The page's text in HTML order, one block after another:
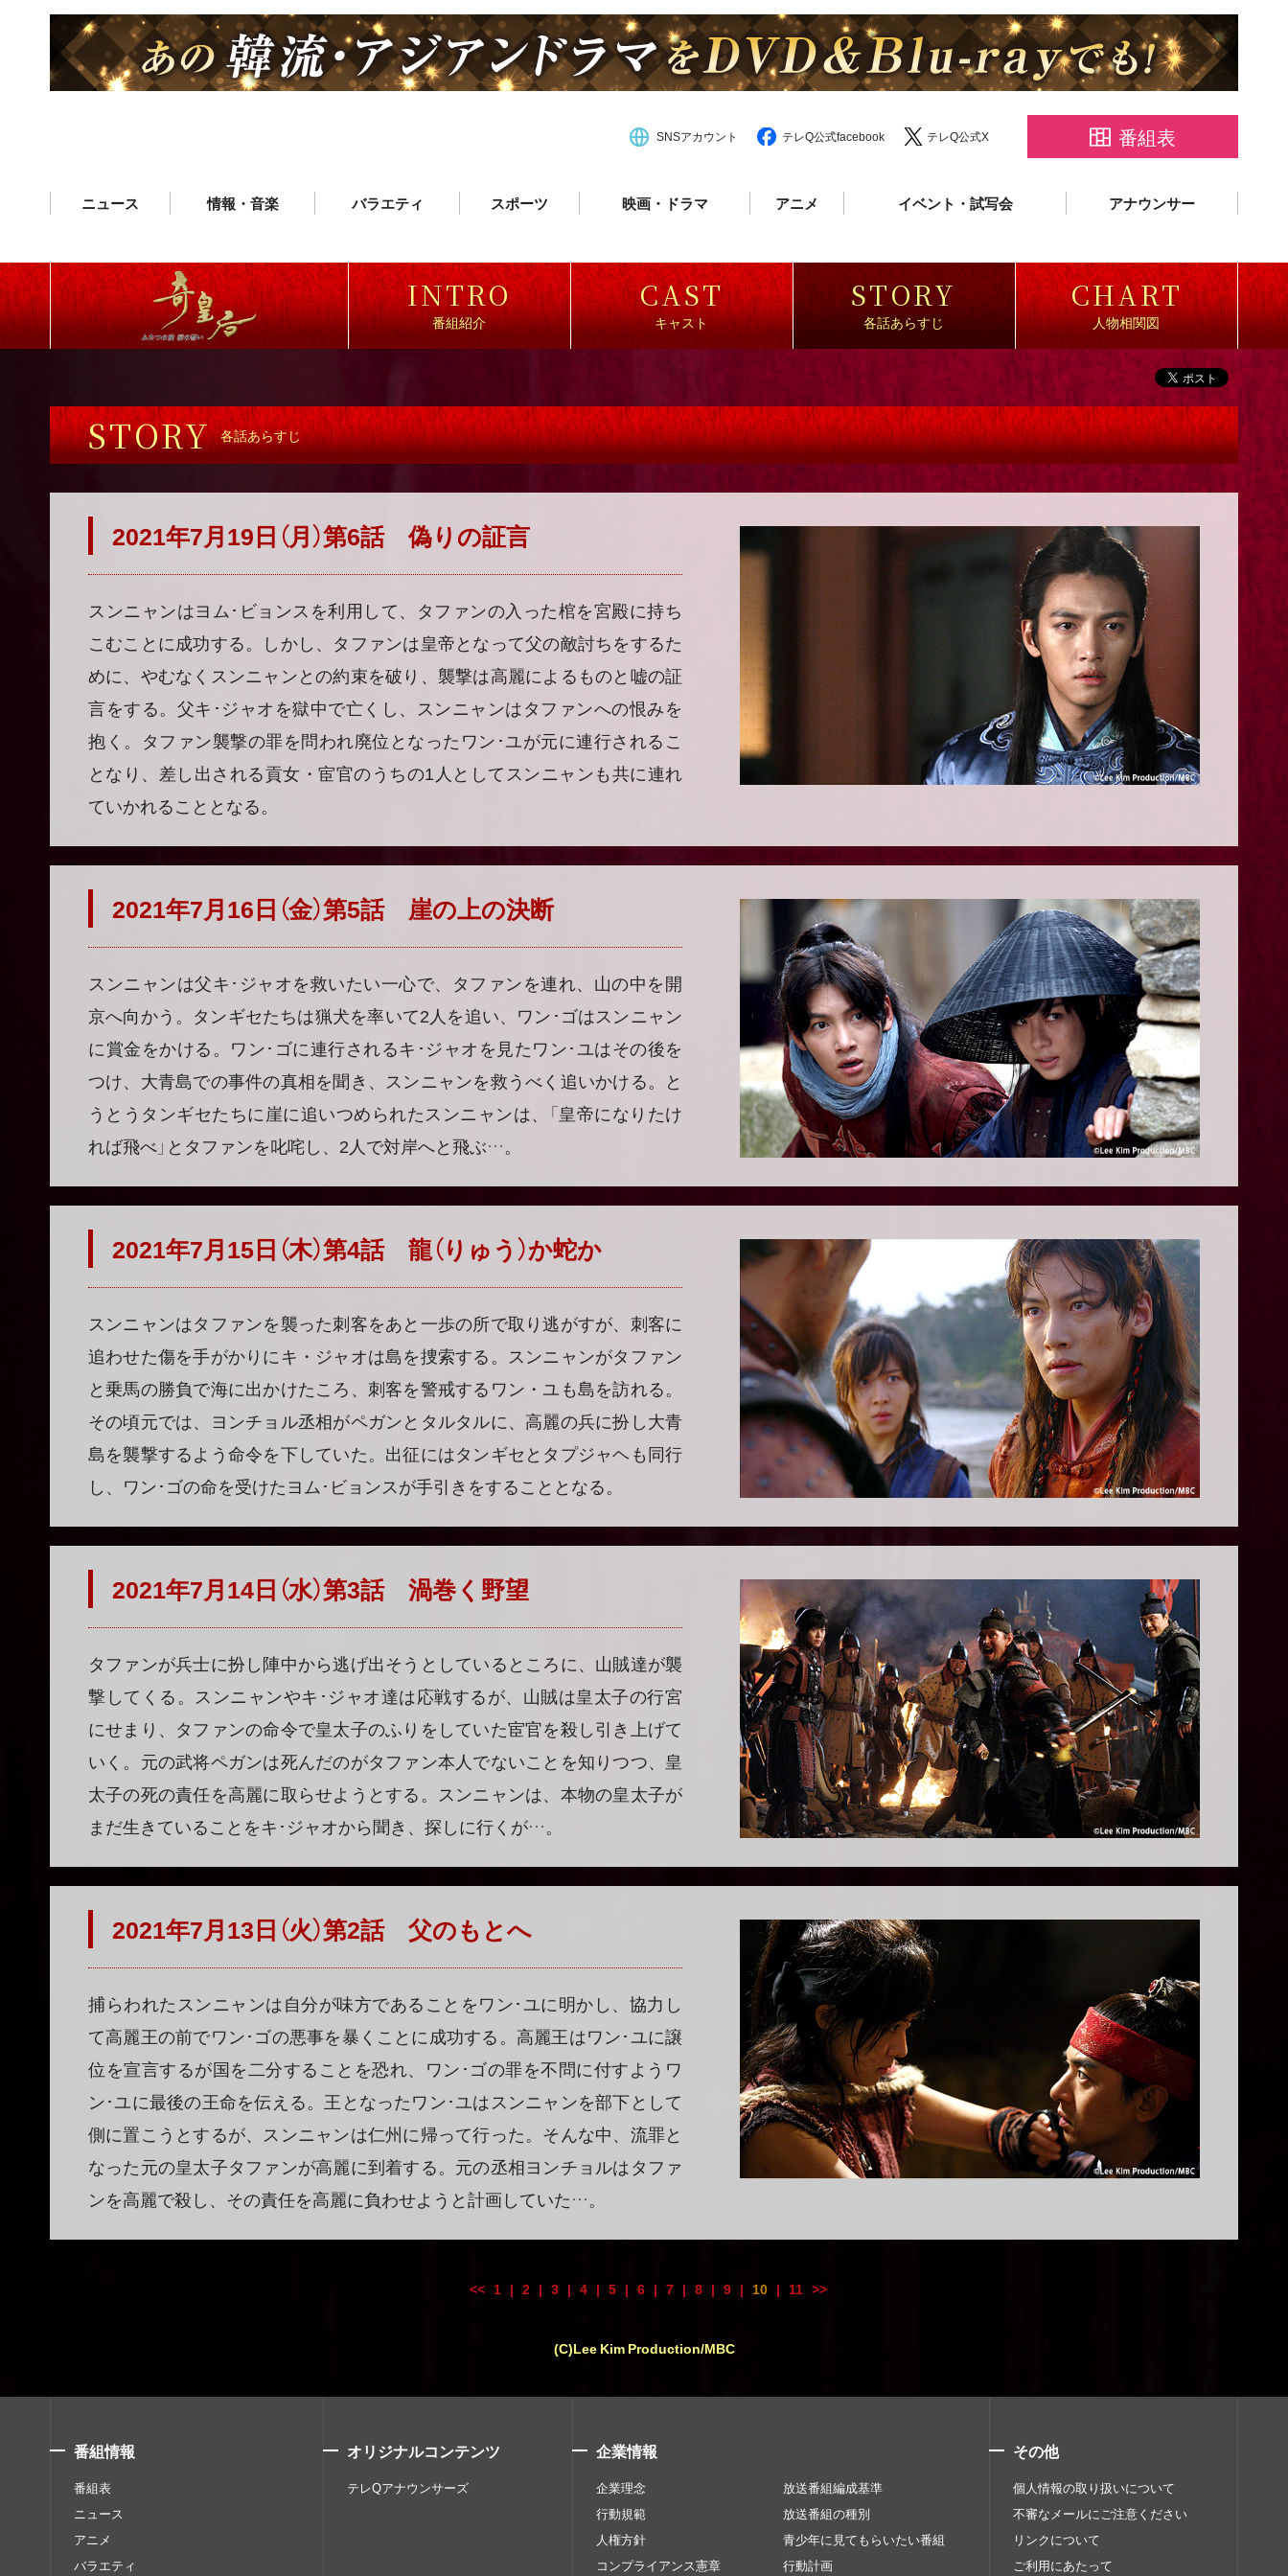
SNSアカウント テレQ公式facebook テレQ公式X 番組表
ニュース 情報・音楽 バラエティ スポーツ 映画・ドラマ アニメ イベント・試写会 アナウンサー
INTRO
番組紹介
CAST
キャスト
STORY
各話あらすじ
CHART
人物相関図
STORY 各話あらすじ
2021年7月19日（月）第6話 偽りの証言
スンニャンはヨム･ビョンスを利用して、タファンの入った棺を宮殿に持ち
こむことに成功する。しかし、タファンは皇帝となって父の敵討ちをするた
めに、やむなくスンニャンとの約束を破り、襲撃は高麗によるものと嘘の証
言をする。父キ･ジャオを獄中で亡くし、スンニャンはタファンへの恨みを
抱く。タファン襲撃の罪を問われ廃位となったワン･ユが元に連行されるこ
となり、差し出される貢女・宦官のうちの1人としてスンニャンも共に連れ
ていかれることとなる。
2021年7月16日（金）第5話 崖の上の決断
スンニャンは父キ･ジャオを救いたい一心で、タファンを連れ、山の中を開
京へ向かう。タンギセたちは猟犬を率いて2人を追い、ワン･ゴはスンニャン
に賞金をかける。ワン･ゴに連行されるキ･ジャオを見たワン･ユはその後を
つけ、大青島での事件の真相を聞き、スンニャンを救うべく追いかける。と
うとうタンギセたちに崖に追いつめられたスンニャンは、「皇帝になりたけ
れば飛べ」とタファンを叱咤し、2人で対岸へと飛ぶ…。
2021年7月15日（木）第4話 龍（りゅう）か蛇か
スンニャンはタファンを襲った刺客をあと一歩の所で取り逃がすが、刺客に
追わせた傷を手がかりにキ・ジャオは島を捜索する。スンニャンがタファン
と乗馬の勝負で海に出かけたころ、刺客を警戒するワン・ユも島を訪れる。
その頃元では、ヨンチョル丞相がペガンとタルタルに、高麗の兵に扮し大青
島を襲撃するよう命令を下していた。出征にはタンギセとタプジャヘも同行
し、ワン･ゴの命を受けたヨム･ビョンスが手引きをすることとなる。
2021年7月14日（水）第3話 渦巻く野望
タファンが兵士に扮し陣中から逃げ出そうとしているところに、山賊達が襲
撃してくる。スンニャンやキ･ジャオ達は応戦するが、山賊は皇太子の行宮
にせまり、タファンの命令で皇太子のふりをしていた宦官を殺し引き上げて
いく。元の武将ペガンは死んだのがタファン本人でないことを知りつつ、皇
太子の死の責任を高麗に取らせようとする。スンニャンは、本物の皇太子が
まだ生きていることをキ･ジャオから聞き、探しに行くが…。
2021年7月13日（火）第2話 父のもとへ
捕らわれたスンニャンは自分が味方であることをワン･ユに明かし、協力し
て高麗王の前でワン･ゴの悪事を暴くことに成功する。高麗王はワン･ユに譲
位を宣言するが国を二分することを恐れ、ワン･ゴの罪を不問に付すようワ
ン･ユに最後の王命を伝える。王となったワン･ユはスンニャンを部下として
側に置こうとするが、スンニャンは仁州に帰って行った。そんな中、流罪と
なった元の皇太子タファンが高麗に到着する。元の丞相ヨンチョルはタファ
ンを高麗で殺し、その責任を高麗に負わせようと計画していた…。
<< 1 | 2 | 3 | 4 | 5 | 6 | 7 | 8 | 9 | 10 | 11 >>
(C)Lee Kim Production/MBC
番組情報
番組表
ニュース
アニメ
バラエティ
オリジナルコンテンツ
テレQアナウンサーズ
企業情報
企業理念
行動規範
人権方針
コンプライアンス憲章
放送番組編成基準
放送番組の種別
青少年に見てもらいたい番組
行動計画
その他
個人情報の取り扱いについて
不審なメールにご注意ください
リンクについて
ご利用にあたって